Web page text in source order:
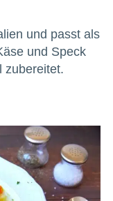
und passt als
und Speck
zubereitet.